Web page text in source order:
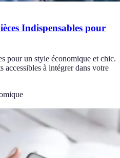
Indispensables pour
pour un style économique et chic.
accessibles à intégrer dans votre